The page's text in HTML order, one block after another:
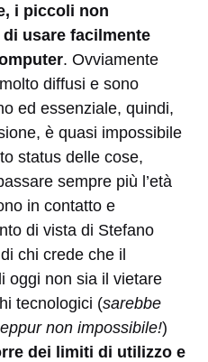
i piccoli non
usare facilmente
. Ovviamente
diffusi e sono
ed essenziale, quindi,
è quasi impossibile
status delle cose,
sempre più l’età
in contatto e
di vista di Stefano
chi crede che il
oggi non sia il vietare
tecnologici (sarebbe
non impossibile!)
dei limiti di utilizzo e